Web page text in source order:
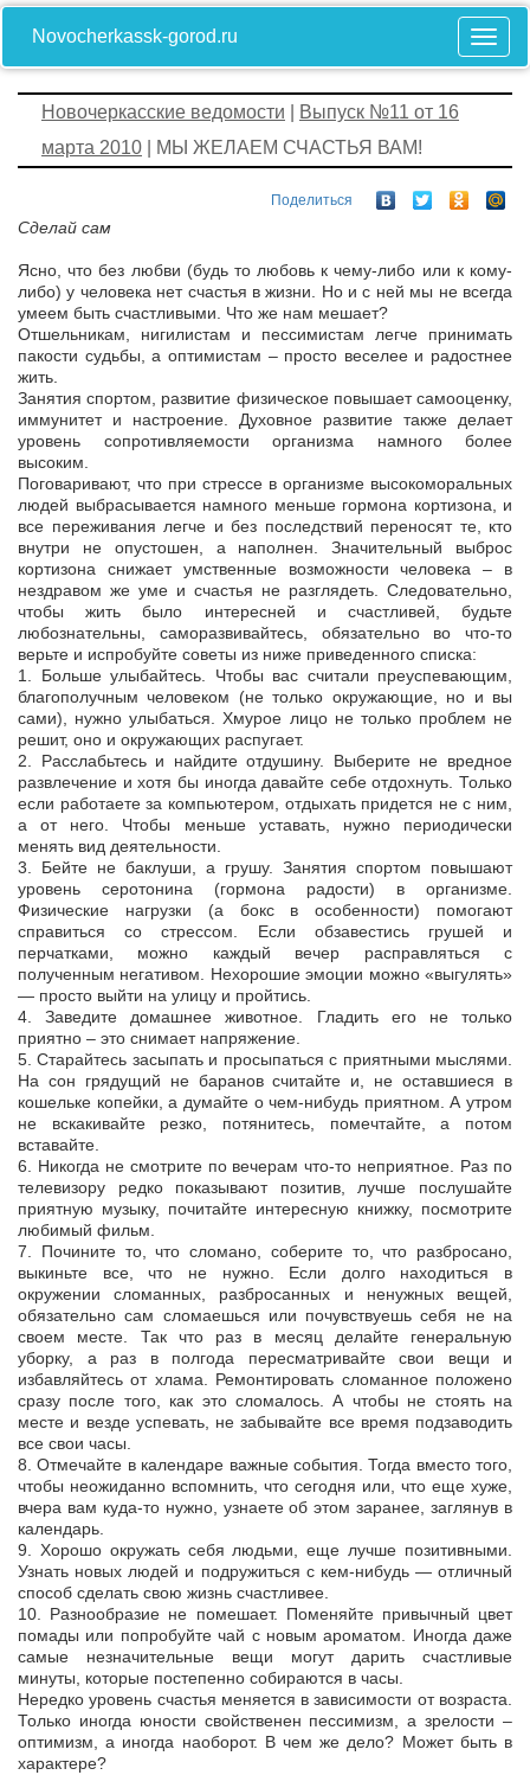
Novocherkassk-gorod.ru
Новочеркасские ведомости
Выпуск №11 от 16
марта 2010 | МЫ ЖЕЛАЕМ СЧАСТЬЯ ВАМ!
Поделиться
Сделай сам
Ясно, что без любви (будь то любовь к чему-либо или к кому-
либо) у человека нет счастья в жизни. Но и с ней мы не всегда
умеем быть счастливыми. Что же нам мешает?
Отшельникам, нигилистам и пессимистам легче принимать
пакости судьбы, а оптимистам – просто веселее и радостнее
жить.
Занятия спортом, развитие физическое повышает самооценку,
иммунитет и настроение. Духовное развитие также делает
уровень сопротивляемости организма намного более
высоким.
Поговаривают, что при стрессе в организме высокоморальных
людей выбрасывается намного меньше гормона кортизона, и
все переживания легче и без последствий переносят те, кто
внутри не опустошен, а наполнен. Значительный выброс
кортизона снижает умственные возможности человека – в
нездравом же уме и счастья не разглядеть. Следовательно,
чтобы жить было интересней и счастливей, будьте
любознательны, саморазвивайтесь, обязательно во что-то
верьте и испробуйте советы из ниже приведенного списка:
1. Больше улыбайтесь. Чтобы вас считали преуспевающим,
благополучным человеком (не только окружающие, но и вы
сами), нужно улыбаться. Хмурое лицо не только проблем не
решит, оно и окружающих распугает.
2. Расслабьтесь и найдите отдушину. Выберите не вредное
развлечение и хотя бы иногда давайте себе отдохнуть. Только
если работаете за компьютером, отдыхать придется не с ним,
а от него. Чтобы меньше уставать, нужно периодически
менять вид деятельности.
3. Бейте не баклуши, а грушу. Занятия спортом повышают
уровень серотонина (гормона радости) в организме.
Физические нагрузки (а бокс в особенности) помогают
справиться со стрессом. Если обзавестись грушей и
перчатками, можно каждый вечер расправляться с
полученным негативом. Нехорошие эмоции можно «выгулять»
— просто выйти на улицу и пройтись.
4. Заведите домашнее животное. Гладить его не только
приятно – это снимает напряжение.
5. Старайтесь засыпать и просыпаться с приятными мыслями.
На сон грядущий не баранов считайте и, не оставшиеся в
кошельке копейки, а думайте о чем-нибудь приятном. А утром
не вскакивайте резко, потянитесь, помечтайте, а потом
вставайте.
6. Никогда не смотрите по вечерам что-то неприятное. Раз по
телевизору редко показывают позитив, лучше послушайте
приятную музыку, почитайте интересную книжку, посмотрите
любимый фильм.
7. Почините то, что сломано, соберите то, что разбросано,
выкиньте все, что не нужно. Если долго находиться в
окружении сломанных, разбросанных и ненужных вещей,
обязательно сам сломаешься или почувствуешь себя не на
своем месте. Так что раз в месяц делайте генеральную
уборку, а раз в полгода пересматривайте свои вещи и
избавляйтесь от хлама. Ремонтировать сломанное положено
сразу после того, как это сломалось. А чтобы не стоять на
месте и везде успевать, не забывайте все время подзаводить
все свои часы.
8. Отмечайте в календаре важные события. Тогда вместо того,
чтобы неожиданно вспомнить, что сегодня или, что еще хуже,
вчера вам куда-то нужно, узнаете об этом заранее, заглянув в
календарь.
9. Хорошо окружать себя людьми, еще лучше позитивными.
Узнать новых людей и подружиться с кем-нибудь — отличный
способ сделать свою жизнь счастливее.
10. Разнообразие не помешает. Поменяйте привычный цвет
помады или попробуйте чай с новым ароматом. Иногда даже
самые незначительные вещи могут дарить счастливые
минуты, которые постепенно собираются в часы.
Нередко уровень счастья меняется в зависимости от возраста.
Только иногда юности свойственен пессимизм, а зрелости –
оптимизм, а иногда наоборот. В чем же дело? Может быть в
характере?